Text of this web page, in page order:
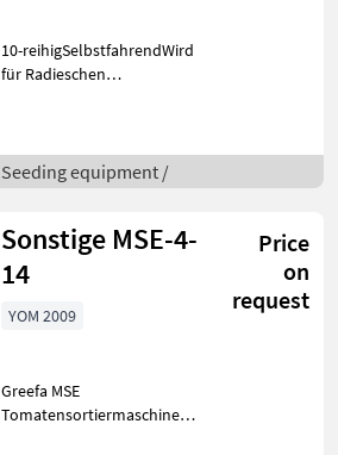
10-reihigSelbstfahrendWird
für Radieschen
Fragen Sie das einfach und
schnell an auf unsere
Seeding equipment /
Sonstige MSE-4-
14
Price
on
request
YOM 2009
Greefa MSE
TomatensortiermaschineBaujahr